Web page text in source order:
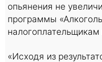
опьянения не
программы
«Исходя из